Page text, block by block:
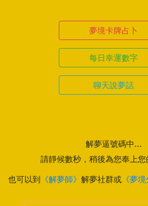
夢境卡牌占卜
每日幸運數字
聊天說夢話
解夢逼號碼中...
請靜候數秒，稍後為您奉上
也可以到 《解夢師》 解夢社群或 《夢境